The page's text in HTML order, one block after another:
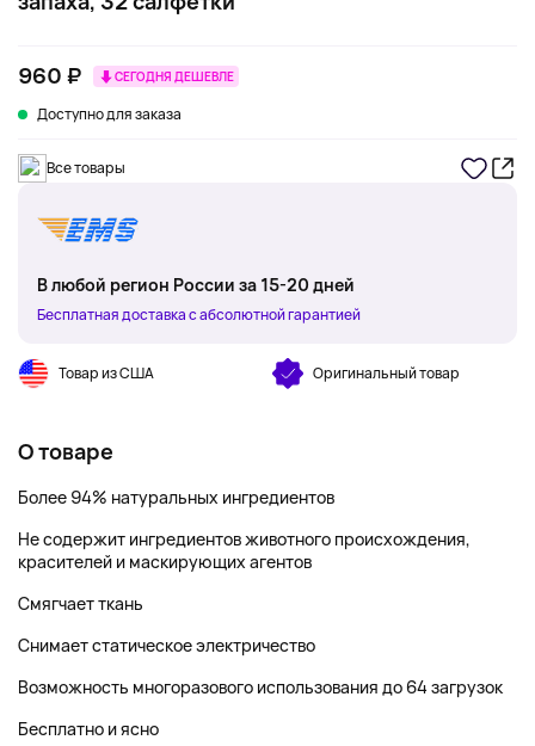
960 ₽ СЕГОДНЯ ДЕШЕВЛЕ
Доступно для заказа
Все товары
В любой регион России за 15-20 дней
Бесплатная доставка с абсолютной гарантией
Товар из США Оригинальный товар
О товаре
Более 94% натуральных ингредиентов
Не содержит ингредиентов животного происхождения,
красителей и маскирующих агентов
Смягчает ткань
Снимает статическое электричество
Возможность многоразового использования до 64 загрузок
Бесплатно и ясно